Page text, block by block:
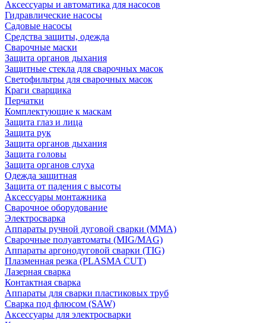
Аксессуары и автоматика для насосов
Гидравлические насосы
Садовые насосы
Средства защиты, одежда
Сварочные маски
Защита органов дыхания
Защитные стекла для сварочных масок
Светофильтры для сварочных масок
Краги сварщика
Перчатки
Комплектующие к маскам
Защита глаз и лица
Защита рук
Защита органов дыхания
Защита головы
Защита органов слуха
Одежда защитная
Защита от падения с высоты
Аксессуары монтажника
Сварочное оборудование
Электросварка
Аппараты ручной дуговой сварки (MMA)
Сварочные полуавтоматы (MIG/MAG)
Аппараты аргонодуговой сварки (TIG)
Плазменная резка (PLASMA CUT)
Лазерная сварка
Контактная сварка
Аппараты для сварки пластиковых труб
Сварка под флюсом (SAW)
Аксессуары для электросварки